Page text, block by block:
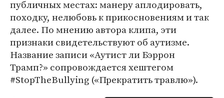
публичных местах: манеру аплодировать,
походку, нелюбовь к прикосновениям и так
далее. По мнению автора клипа, эти
признаки свидетельствуют об аутизме.
Название записи «Аутист ли Бэррон
Трамп?» сопровождается хештегом
#StopTheBullying («Прекратить травлю»).